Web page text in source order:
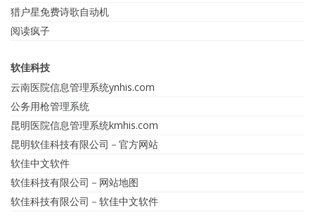
猎户星免费诗歌自动机
阅读疯子
软佳科技
云南医院信息管理系统ynhis.com
公务用枪管理系统
昆明医院信息管理系统kmhis.com
昆明软佳科技有限公司－官方网站
软佳中文软件
软佳科技有限公司－网站地图
软佳科技有限公司－软佳中文软件